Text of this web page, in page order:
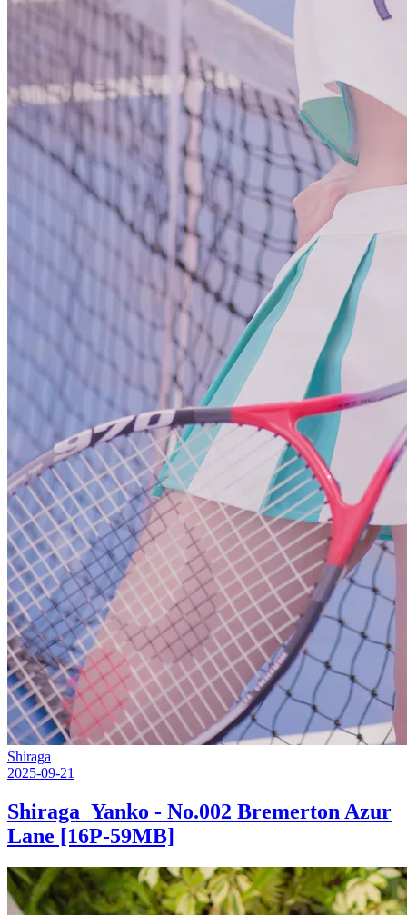
Shiraga
2025-09-21
Shiraga_Yanko - No.002 Bremerton Azur
Lane [16P-59MB]